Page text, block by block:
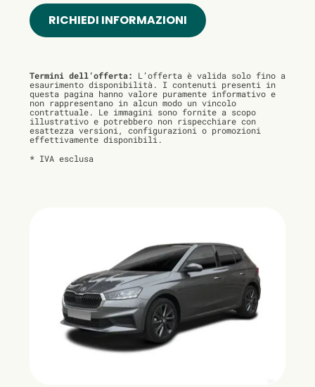
RICHIEDI INFORMAZIONI
Termini dell’offerta:
L’offerta è valida solo fino a
esaurimento disponibilità. I contenuti presenti in
questa pagina hanno valore puramente informativo e
non rappresentano in alcun modo un vincolo
contrattuale. Le immagini sono fornite a scopo
illustrativo e potrebbero non rispecchiare con
esattezza versioni, configurazioni o promozioni
effettivamente disponibili.
* IVA esclusa